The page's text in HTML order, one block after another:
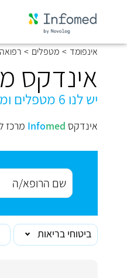
אינפומד > מטפלים >
אינדקס
יש לנו 6 מטפלים ומטפלות באתר
אינדקס Infomed מרכז
ביטוחי בריאות